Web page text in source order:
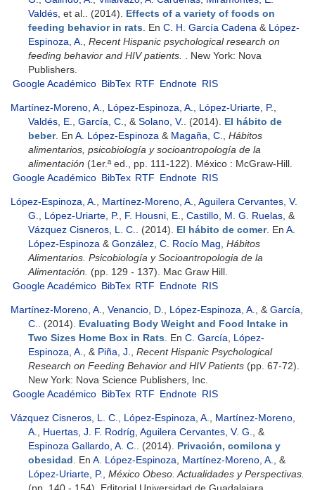
Valdés , et al. . (2014). Effects of a variety of foods on
feeding behavior in rats . En C. H. García Cadena & López-
Espinoza, A.
Recent Hispanic psychological research on
feeding behavior and HIV patients.
. New York: Nova
Publishers.
Google Académico BibTex RTF Endnote RIS
Martínez-Moreno, A. López-Espinoza, A. López-Uriarte, P.
Valdés, E.
García, C. , & Solano, V. . (2014). El hábito de
beber. En A. López-Espinoza & Magaña, C.
Hábitos
alimentarios, psicobiología y socioantropología de la
alimentación (1er.ª ed., pp. 111-122). México : McGraw-Hill.
Google Académico BibTex RTF Endnote RIS
López-Espinoza, A. Martínez-Moreno, A.
Aguilera Cervantes, V.
G.
López-Uriarte, P. F. Housni, E. Castillo, M. G. Ruelas , &
Vázquez Cisneros, L. C.
. (2014). El hábito de comer. En A.
López-Espinoza & González, C. Rocío Mag Hábitos
Alimentarios. Psicobiología y Socioantropologia de la
Alimentación.
(pp. 129 - 137). Mac Graw Hill.
Google Académico BibTex RTF Endnote RIS
Martínez-Moreno, A. Venancio, D. López-Espinoza, A. , & García,
C.
. (2014). Evaluating Body Weight and Food Intake in
Two Sizes Home Box in Rats . En C. García
López-
Espinoza, A.
, & Piña, J.
Recent Hispanic Psychological
Research on Feeding Behavior and HIV Patients (pp. 67-72).
New York: Nova Science Publishers, Inc.
Google Académico BibTex RTF Endnote RIS
Vázquez Cisneros, L. C. López-Espinoza, A.
Martínez-Moreno,
A.
Huertas, J. F. Rodríg Aguilera Cervantes, V. G.
, &
Espinoza Gallardo, A. C.
. (2014). Privación, comilona y
obesidad . En A. López-Espinoza Martínez-Moreno, A.
, &
López-Uriarte, P.
México Obeso. Actualidades y Perspectivas.